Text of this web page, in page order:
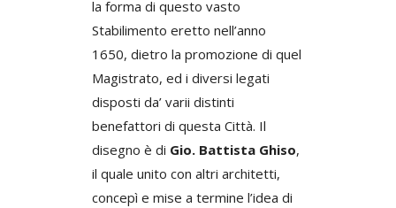
la forma di questo vasto
Stabilimento eretto nell’anno
1650, dietro la promozione di quel
Magistrato, ed i diversi legati
disposti da’ varii distinti
benefattori di questa Città. Il
disegno è di Gio. Battista Ghiso,
il quale unito con altri architetti,
concepì e mise a termine l’idea di